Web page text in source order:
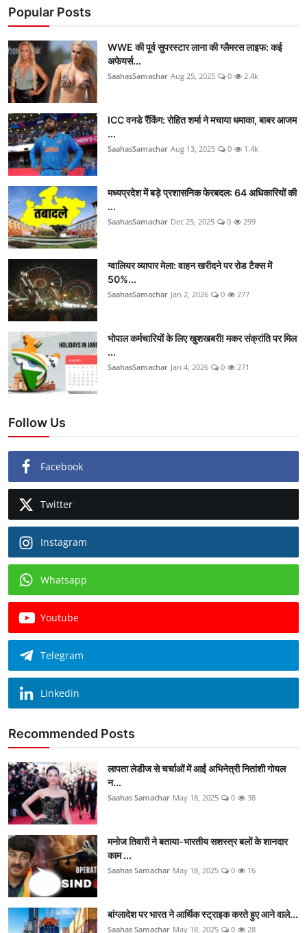
Popular Posts
WWE की पूर्व सुपरस्टार लाना की ग्लैमरस लाइफ: कई
अफेयर्स...
SaahasSamachar Aug 25, 2025 0 2.4k
ICC वनडे रैंकिंग: रोहित शर्मा ने मचाया धमाका, बाबर आजम
...
SaahasSamachar Aug 13, 2025 0 1.4k
मध्यप्रदेश में बड़े प्रशासनिक फेरबदल: 64 अधिकारियों की
...
SaahasSamachar Dec 25, 2025 0 299
ग्वालियर व्यापार मेला: वाहन खरीदने पर रोड टैक्स में
50%...
SaahasSamachar Jan 2, 2026 0 277
भोपाल कर्मचारियों के लिए खुशखबरी! मकर संक्रांति पर मिल
...
SaahasSamachar Jan 4, 2026 0 271
Follow Us
Facebook
Twitter
Instagram
Whatsapp
Youtube
Telegram
Linkedin
Recommended Posts
लापता लेडीज से चर्चाओं में आईं अभिनेत्री नितांशी गोयल
न...
Saahas Samachar May 18, 2025 0 38
मनोज तिवारी ने बताया-भारतीय सशस्त्र बलों के शानदार
काम ...
Saahas Samachar May 18, 2025 0 16
बांग्लादेश पर भारत ने आर्थिक स्ट्राइक करते हुए आने वाले...
Saahas Samachar May 18, 2025 0 28